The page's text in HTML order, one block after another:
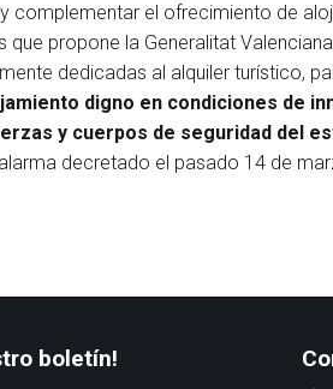
complementar el ofrecimiento de
propone la Generalitat
dedicadas al alquiler turístico,
digno en condiciones de
y cuerpos de seguridad del
decretado el pasado 14 de
boletín!